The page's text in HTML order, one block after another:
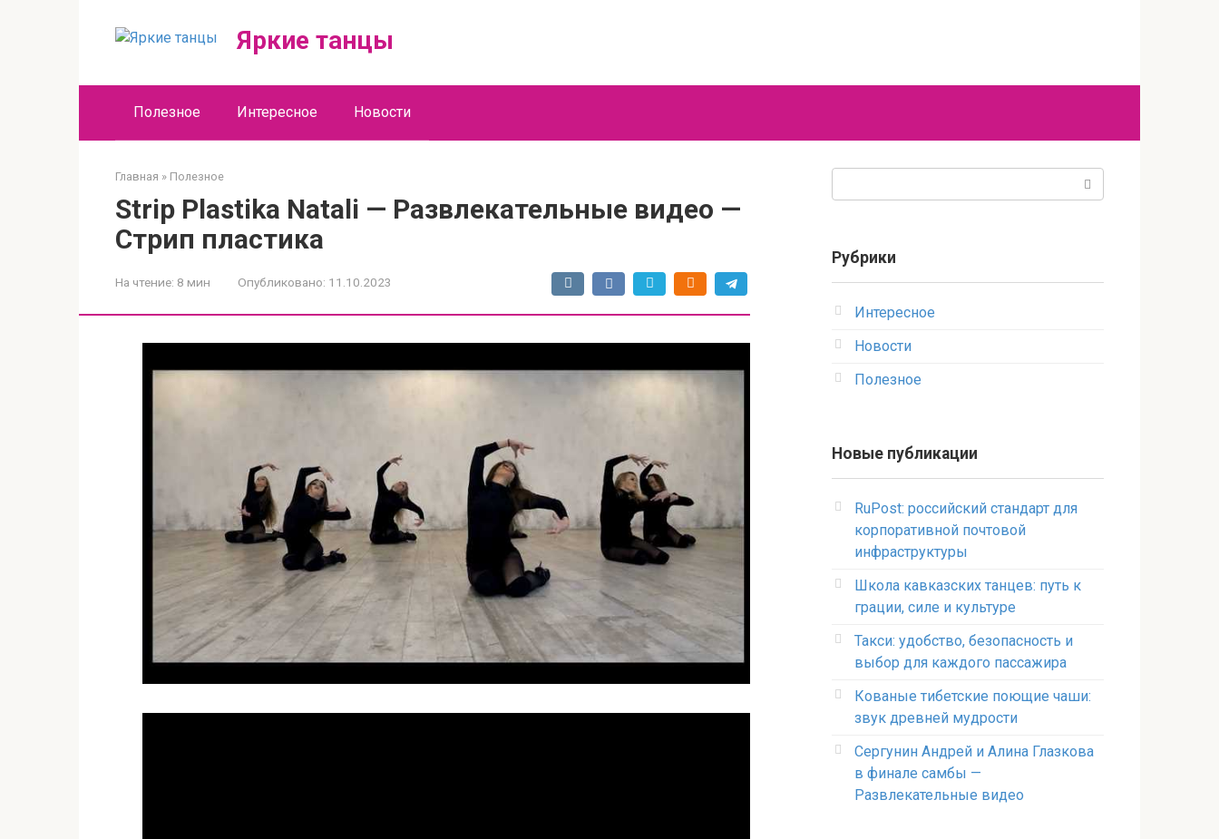
Яркие танцы
Полезное Интересное Новости
Главная » Полезное
Strip Plastika Natali — Развлекательные видео —
Стрип пластика
На чтение: 8 мин Опубликовано: 11.10.2023
Рубрики
Интересное
Новости
Полезное
Новые публикации
RuPost: российский стандарт для
корпоративной почтовой
инфраструктуры
Школа кавказских танцев: путь к
грации, силе и культуре
Такси: удобство, безопасность и
выбор для каждого пассажира
Кованые тибетские поющие чаши:
звук древней мудрости
Сергунин Андрей и Алина Глазкова
в финале самбы —
Развлекательные видео